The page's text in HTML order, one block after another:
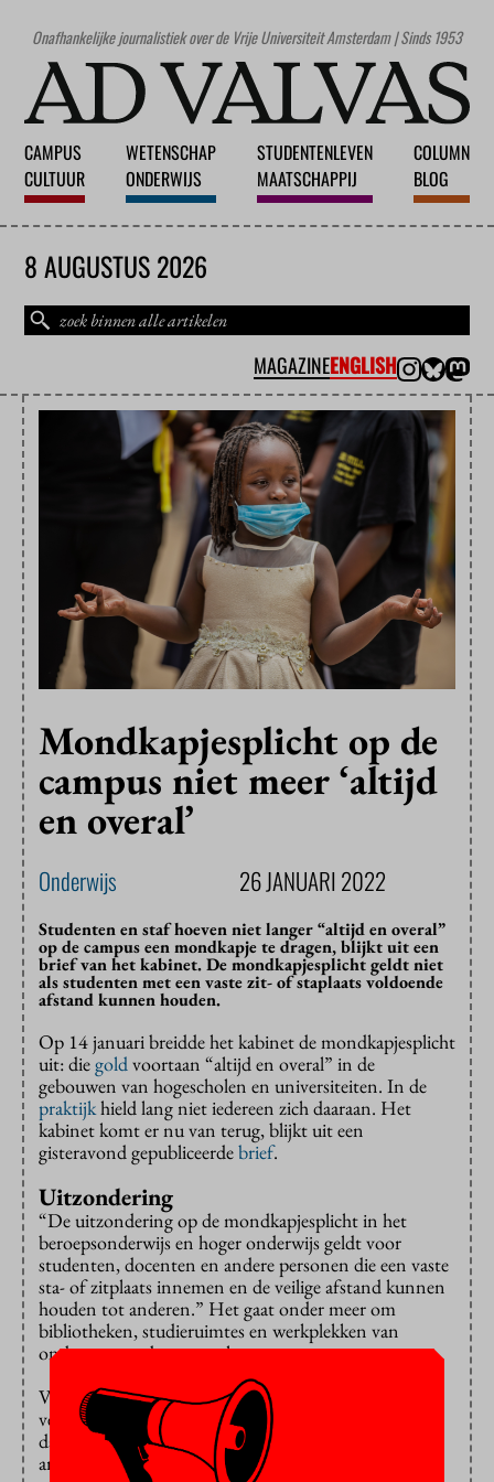
Onafhankelijke journalistiek over de Vrije Universiteit Amsterdam | Sinds 1953
CAMPUS
CULTUUR
WETENSCHAP
ONDERWIJS
STUDENTENLEVEN
MAATSCHAPPIJ
COLUMN
BLOG
8 AUGUSTUS 2026
MAGAZINEENGLISH
Mondkapjesplicht op de
campus niet meer ‘altijd
en overal’
Onderwijs 26 JANUARI 2022
Studenten en staf hoeven niet langer “altijd en overal”
op de campus een mondkapje te dragen, blijkt uit een
brief van het kabinet. De mondkapjesplicht geldt niet
als studenten met een vaste zit- of staplaats voldoende
afstand kunnen houden.
Op 14 januari breidde het kabinet de mondkapjesplicht
uit: diegold voortaan “altijd en overal” in de
gebouwen van hogescholen en universiteiten. In de
praktijkhield lang niet iedereen zich daaraan. Het
kabinet komt er nu van terug, blijkt uit een
gisteravond gepubliceerdebrief.
Uitzondering
“De uitzondering op de mondkapjesplicht in het
beroepsonderwijs en hoger onderwijs geldt voor
studenten, docenten en andere personen die een vaste
sta- of zitplaats innemen en de veilige afstand kunnen
houden tot anderen.” Het gaat onder meer om
bibliotheken, studieruimtes en werkplekken van
ondersteunend personeel.
Volgens het kabinet betekent dit “dat mondkapjes
verplicht zijn in de meeste les- en collegezalen, omdat
daar veelal de ruimte ontbreekt om alle studenten op
anderhalve meter te laten plaatsnemen”. Ook bij